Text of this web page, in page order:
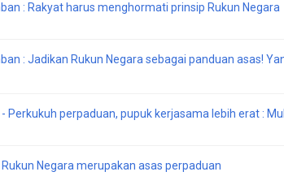
: Rakyat harus menghormati prinsip Rukun Negara
: Jadikan Rukun Negara sebagai panduan asas!
Perkukuh perpaduan, pupuk kerjasama lebih erat :
Negara merupakan asas perpaduan